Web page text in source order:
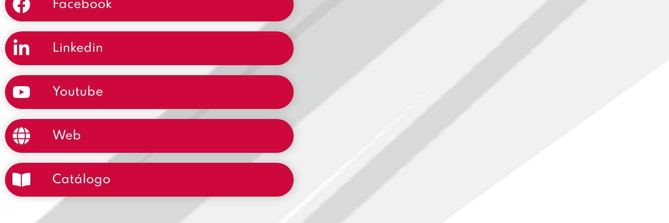
Facebook
Linkedin
Youtube
Web
Catálogo